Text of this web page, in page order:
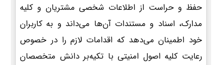
حفظ و حراست از اطلاعات شخصی مشتریان و کلیه
مدارک، اسناد و مستندات آن‌ها می‌داند و به کاربران
خود اطمینان می‌دهد که اقدامات لازم را در خصوص
رعایت کلیه اصول امنیتی با تکیه‌بر دانش متخصصان